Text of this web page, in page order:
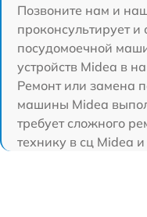
Позвоните нам и
проконсультирует и
посудомоечной
устройств Midea в
Ремонт или замена
машины Midea
требует сложного
технику в сц Midea